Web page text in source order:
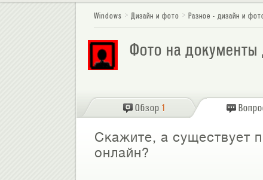
Windows Дизайн и фото Разное - дизайн и
Фото на документы
Обзор 1
Скажите, а существует
онлайн?